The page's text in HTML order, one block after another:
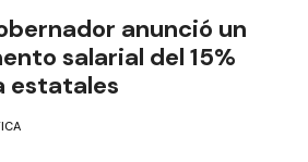
anunció un
salarial del 15%
estatales